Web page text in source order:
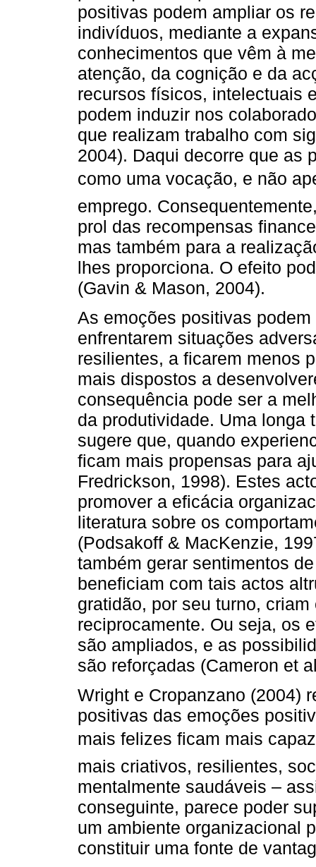
positivas podem ampliar os
indivíduos, mediante a
conhecimentos que vêm à
atenção, da cognição e da
recursos físicos, intelectuais
podem induzir nos
que realizam trabalho com
2004). Daqui decorre que as
como uma vocação, e não
emprego.
prol das recompensas
mas também para a
lhes proporciona. O efeito
(Gavin & Mason, 2004).
As emoções positivas
enfrentarem situações
resilientes, a ficarem menos
mais dispostos a
consequência pode ser a
da produtividade. Uma longa
sugere que, quando
ficam mais propensas para
Fredrickson, 1998). Estes
promover a eficácia
literatura sobre os
(Podsakoff & MacKenzie,
também gerar sentimentos
beneficiam com tais actos
gratidão, por seu turno,
reciprocamente. Ou seja, os
são ampliados, e as
são reforçadas (Cameron et
Wright e Cropanzano (2004)
positivas das emoções
mais felizes ficam mais
mais criativos, resilientes,
mentalmente saudáveis –
conseguinte, parece poder
um ambiente organizacional
constituir uma fonte de